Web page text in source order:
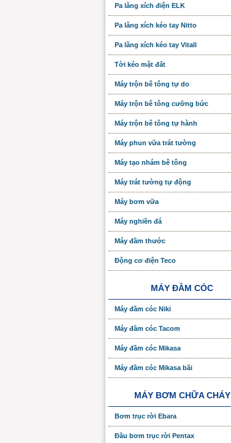
Pa lăng xích điện ELK
Pa lăng xích kéo tay Nitto
Pa lăng xích kéo tay Vitall
Tời kéo mặt đất
Máy trộn bê tông tự do
Máy trộn bê tông cưỡng bức
Máy trộn bê tông tự hành
Máy phun vữa trát tường
Máy tạo nhám bê tông
Máy trát tường tự động
Máy bơm vữa
Máy nghiền đá
Máy đầm thước
Động cơ điện Teco
MÁY ĐẦM CÓC
Máy đầm cóc Niki
Máy đầm cóc Tacom
Máy đầm cóc Mikasa
Máy đầm cóc Mikasa bãi
MÁY BƠM CHỮA CHÁY
Bơm trục rời Ebara
Đầu bơm trục rời Pentax